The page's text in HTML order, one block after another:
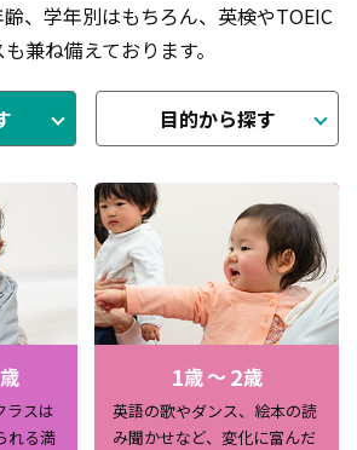
、学年別はもちろん、英検やTOEIC
兼ね備えております。
目的から探す
歳
ラスは
れる満
1歳 ～ 2歳
英語の歌やダンス、絵本の読
み聞かせなど、変化に富んだ